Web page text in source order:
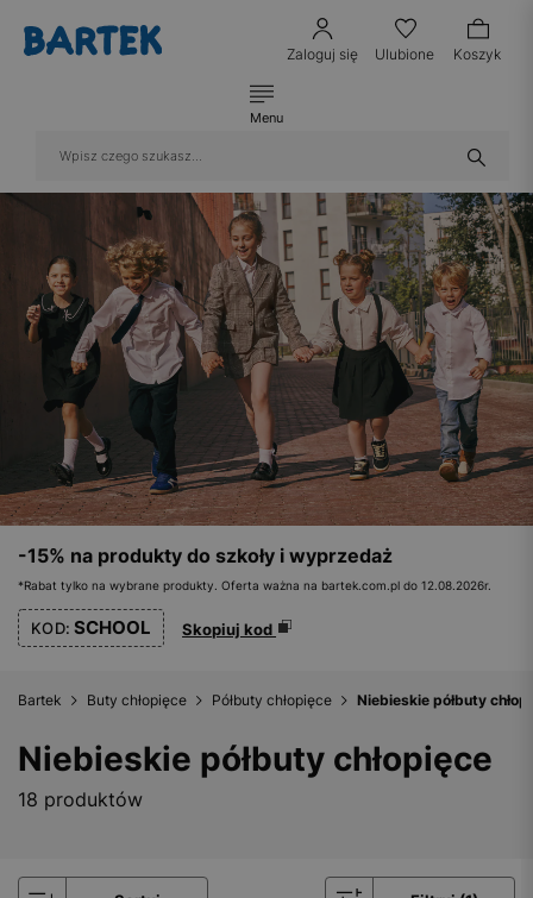
Zaloguj się Ulubione Koszyk
Menu
-15% na produkty do szkoły i wyprzedaż
*Rabat tylko na wybrane produkty. Oferta ważna na bartek.com.pl do 12.08.2026r.
KOD: SCHOOL Skopiuj kod
Bartek Buty chłopięce Półbuty chłopięce Niebieskie półbuty
Niebieskie półbuty chłopięce
18 produktów